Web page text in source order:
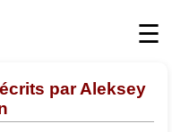
☰
par Aleksey